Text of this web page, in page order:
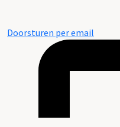
Doorsturen per email